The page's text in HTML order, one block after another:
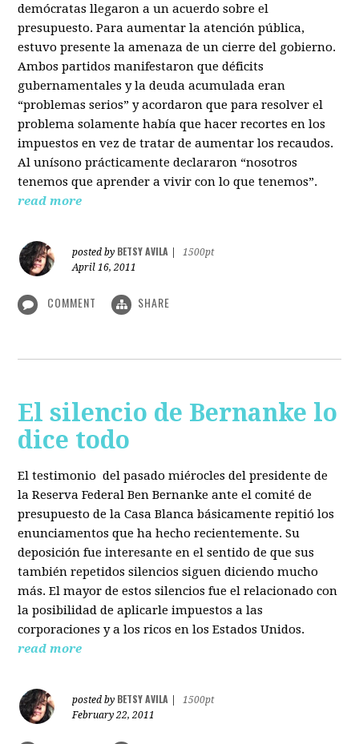
demócratas llegaron a un acuerdo sobre el
presupuesto. Para aumentar la atención pública,
estuvo presente la amenaza de un cierre del gobierno.
Ambos partidos manifestaron que déficits
gubernamentales y la deuda acumulada eran
“problemas serios” y acordaron que para resolver el
problema solamente había que hacer recortes en los
impuestos en vez de tratar de aumentar los recaudos.
Al unísono prácticamente declararon “nosotros
tenemos que aprender a vivir con lo que tenemos”.
read more
posted by BETSY AVILA
1500pt
April 16, 2011
COMMENT SHARE
El silencio de Bernanke lo
dice todo
El testimonio del pasado miérocles del presidente de
la Reserva Federal Ben Bernanke ante el comité de
presupuesto de la Casa Blanca básicamente repitió los
enunciamentos que ha hecho recientemente. Su
deposición fue interesante en el sentido de que sus
también repetidos silencios siguen diciendo mucho
más. El mayor de estos silencios fue el relacionado con
la posibilidad de aplicarle impuestos a las
corporaciones y a los ricos en los Estados Unidos.
read more
posted by BETSY AVILA
1500pt
February 22, 2011